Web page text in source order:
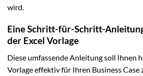
wird.
Eine Schritt-für-Schritt-
der Excel Vorlage
Diese umfassende Anleitung soll Ihnen
Vorlage effektiv für Ihren Business Case